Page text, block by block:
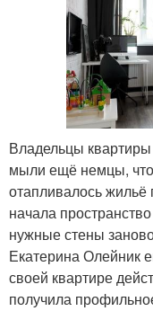
Владельцы
мыли ещё немцы,
отапливалось жильё
начала
нужные стены
Екатерина Олейник
своей квартире
получила